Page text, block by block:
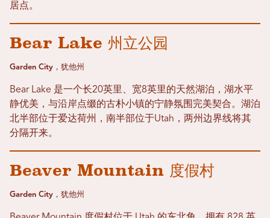
居点。
Bear Lake 州立公园
Garden City，犹他州
Bear Lake 是一个长20英里、宽8英里的天然湖泊，湖水平
静优美，与沿岸点缀的古朴小镇的宁静氛围完美契合。湖泊
北半部位于爱达荷州，南半部位于Utah，两州边界线将其
分隔开来。
Beaver Mountain 度假村
Garden City，犹他州